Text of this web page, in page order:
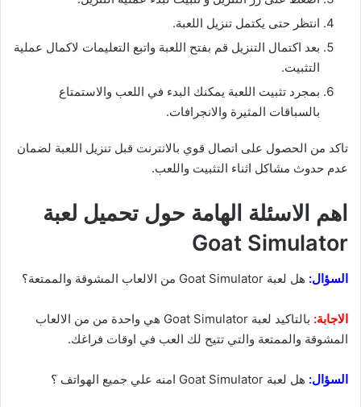
انتظر حتى يكتمل تنزيل اللعبة.
بعد اكتمال التنزيل قم بفتح اللعبة واتبع التعليمات لاكمال عملية
التثبيت.
بمجرد تثبيت اللعبة يمكنك البدء في اللعب والاستمتاع
بالسباقات المثيرة والانجرافات.
تاكد من الحصول على اتصال قوي بالانترنت قبل تنزيل اللعبة لضمان
عدم حدوث مشاكل اثناء التثبيت واللعب.
اهم الاسئلة الهامة حول تحميل لعبة
Goat Simulator
السؤال: هل لعبة Goat Simulator من الالعاب المشوقة والممتعة؟
الاجابة:
بالتاكيد لعبة Goat Simulator هي واحدة من من الالعاب
المشوقة والممتعة والتي تتيح لك العب في اوقات فراغك.
السؤال: هل لعبة Goat Simulator امنه علي جميع الهواتف ؟